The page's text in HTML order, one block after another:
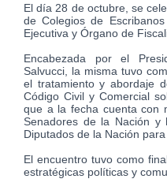
El día 28 de octubre, se
de Colegios de
Ejecutiva y Órgano de
Encabezada por el
Salvucci, la misma tuvo
el tratamiento y abordaje
Código Civil y Comercial
que a la fecha cuenta con
Senadores de la Nación
Diputados de la Nación
El encuentro tuvo como
estratégicas políticas y